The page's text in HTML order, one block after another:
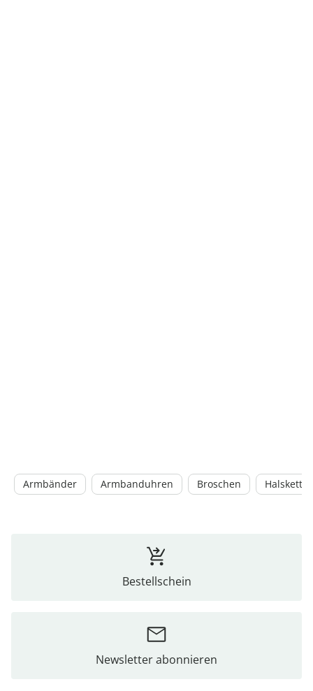
Armbänder Armbanduhren Broschen
Bestellschein
Newsletter abonnieren